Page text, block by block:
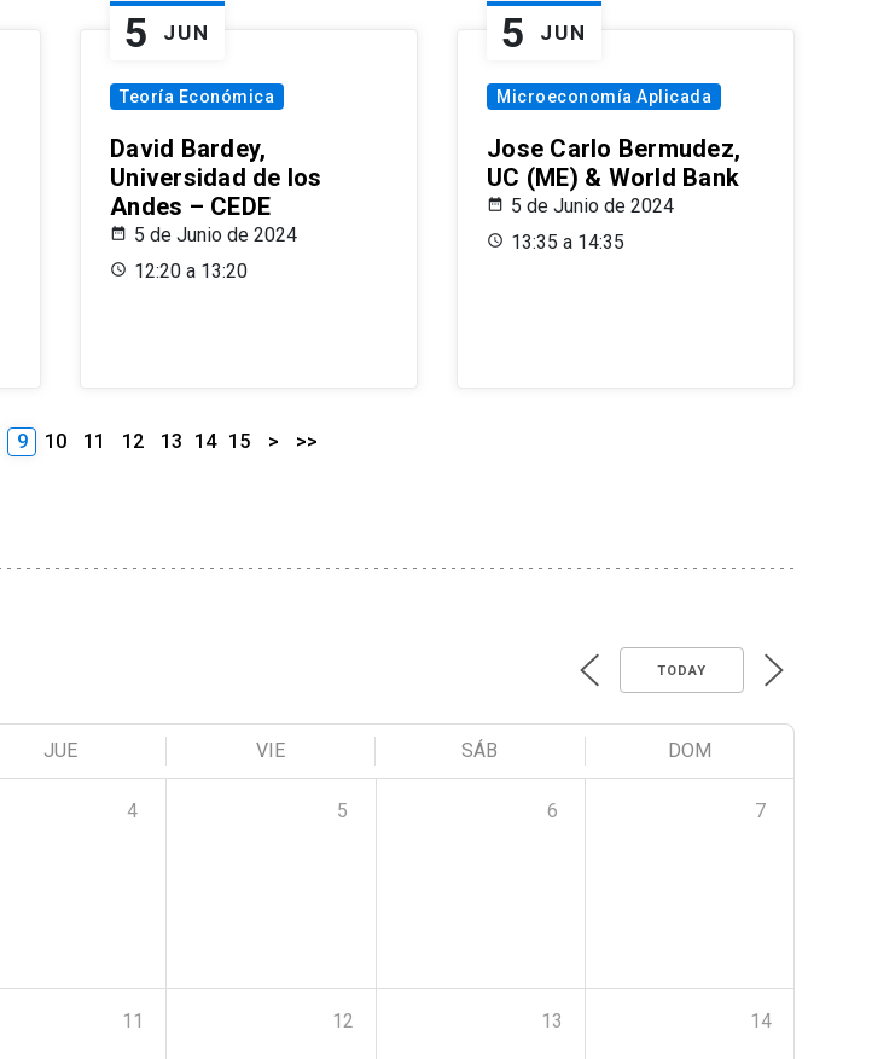
5 JUN
Teoría Económica
David Bardey,
Universidad de los
Andes – CEDE
5 de Junio de 2024
12:20 a 13:20
5 JUN
Microeconomía Aplicada
Jose Carlo Bermudez,
UC (ME) & World Bank
5 de Junio de 2024
13:35 a 14:35
9 10 11 12 13 14 15 > >>
TODAY
JUE VIE SÁB DOM
4 5 6 7
11 12 13 14